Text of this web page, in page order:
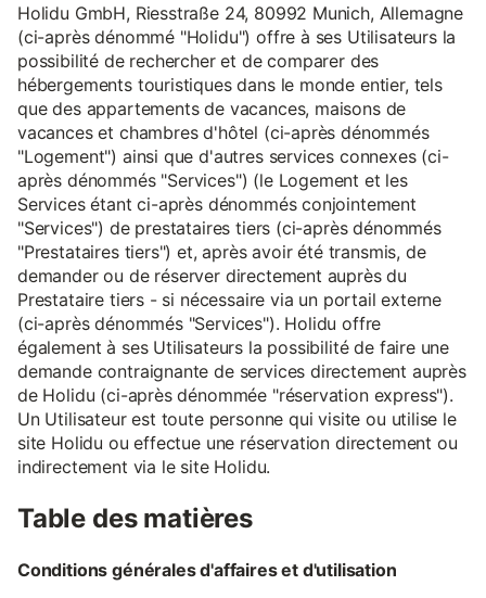
Holidu GmbH, Riesstraße 24, 80992 Munich, Allemagne
(ci-après dénommé "Holidu") offre à ses Utilisateurs la
possibilité de rechercher et de comparer des
hébergements touristiques dans le monde entier, tels
que des appartements de vacances, maisons de
vacances et chambres d'hôtel (ci-après dénommés
"Logement") ainsi que d'autres services connexes (ci-
après dénommés "Services") (le Logement et les
Services étant ci-après dénommés conjointement
"Services") de prestataires tiers (ci-après dénommés
"Prestataires tiers") et, après avoir été transmis, de
demander ou de réserver directement auprès du
Prestataire tiers - si nécessaire via un portail externe
(ci-après dénommés "Services"). Holidu offre
également à ses Utilisateurs la possibilité de faire une
demande contraignante de services directement auprès
de Holidu (ci-après dénommée "réservation express").
Un Utilisateur est toute personne qui visite ou utilise le
site Holidu ou effectue une réservation directement ou
indirectement via le site Holidu.
Table des matières
Conditions générales d'affaires et d'utilisation